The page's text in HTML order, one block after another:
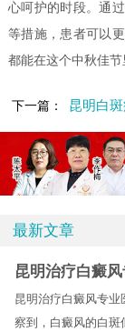
心呵护的时段。通
等措施，患者可以
都能在这个中秋佳节
下一篇： 昆明白
最新文章
昆明治疗白癜
昆明治疗白癜风专
察到，白癜风的白斑